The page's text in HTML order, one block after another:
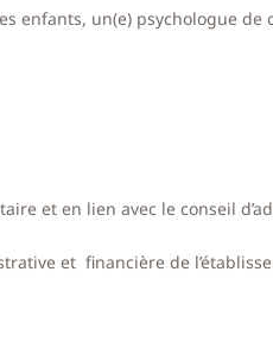
enfants, un(e) psychologue
et en lien avec le conseil
et financière de